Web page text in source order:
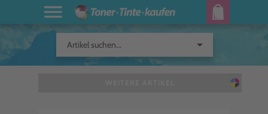
Artikel suchen... arrow_drop_down